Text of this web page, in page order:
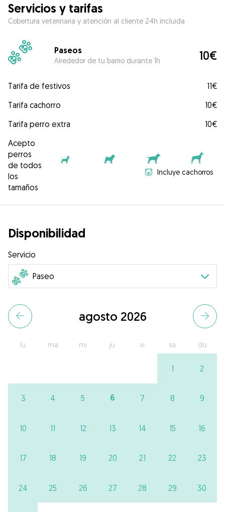
Servicios y tarifas
Cobertura veterinaria y atención al cliente 24h incluida
Paseos
Alrededor de tu barrio durante 1h 10€
Tarifa de festivos
11€
Tarifa cachorro
10€
Tarifa perro extra
10€
Acepto
perros
de todos
los
tamaños
Incluye cachorros
Disponibilidad
Servicio
agosto 2026
lu ma mi ju vi sa do
1 2
3 4 5 6 7 8 9
10 11 12 13 14 15 16
17 18 19 20 21 22 23
24 25 26 27 28 29 30